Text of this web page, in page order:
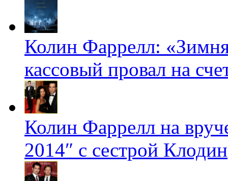
Колин Фаррелл:
кассовый провал на
Колин Фаррелл на
2014″ с сестрой Клодин